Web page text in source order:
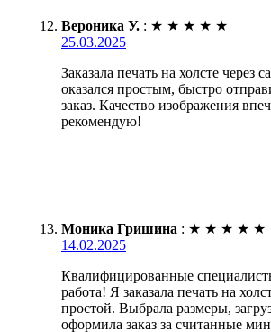
Вероника У. : ★ ★ ★ ★ ★
25.03.2025
Заказала печать на холсте через
оказался простым, быстро
заказ. Качество изображения
рекомендую!
Моника Гришина : ★ ★ ★ ★ ★
14.02.2025
Квалифицированные
работа! Я заказала печать на
простой. Выбрала размеры,
оформила заказ за считанные